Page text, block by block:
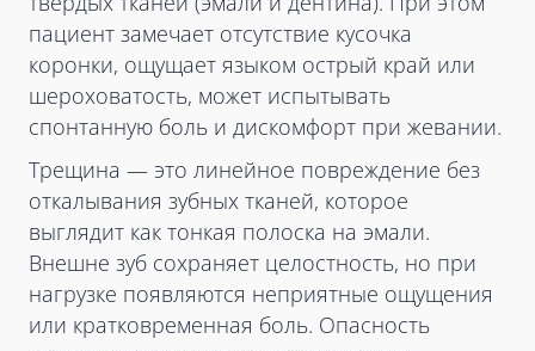
пациент замечает отсутствие кусочка
коронки, ощущает языком острый край или
шероховатость, может испытывать
спонтанную боль и дискомфорт при жевании.
Трещина — это линейное повреждение без
откалывания зубных тканей, которое
выглядит как тонкая полоска на эмали.
Внешне зуб сохраняет целостность, но при
нагрузке появляются неприятные ощущения
или кратковременная боль. Опасность